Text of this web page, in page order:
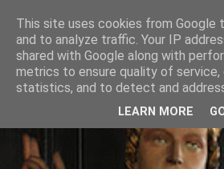
This site uses cookies from Google
and to analyze traffic. Your IP
shared with Google along with
metrics to ensure quality of service,
statistics, and to detect and
LEARN MORE